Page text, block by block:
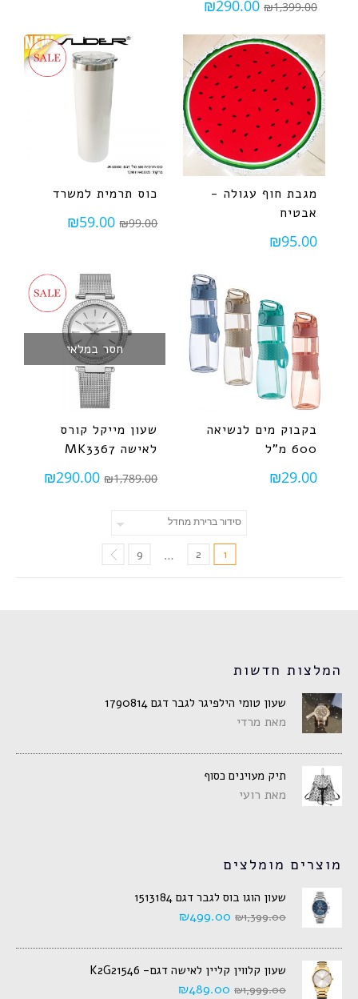
₪1,399.00
₪290.00
מגבת חוף עגולה -
אבטיח
₪95.00
כוס תרמית למשרד
₪99.00
₪59.00
בקבוק מים לנשיאה
600 מ"ל
₪29.00
חסר במלאי
שעון מייקל קורס
לאישה MK3367
₪1,789.00
₪290.00
1
2
…
9
המלצות חדשות
שעון טומי הילפיגר לגבר דגם 1790814
מאת מרדי
תיק מעוינים כסוף
מאת רועי
מוצרים מומלצים
שעון הוגו בוס לגבר דגם 1513184
₪1,399.00
₪499.00
שעון קלווין קליין לאישה דגם- K2G21546
₪1,999.00
₪489.00